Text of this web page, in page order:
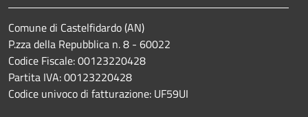
Comune di Castelfidardo (AN)
P.zza della Repubblica n. 8 - 60022
Codice Fiscale: 00123220428
Partita IVA: 00123220428
Codice univoco di fatturazione: UF59UI